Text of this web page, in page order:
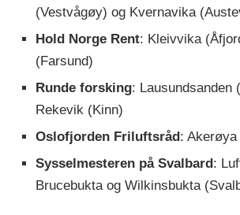
(Vestvågøy) og Kvernavika
Hold Norge Rent: Kleivvika
(Farsund)
Runde forsking: Lausundsanden
Rekevik (Kinn)
Oslofjorden Friluftsråd:
Sysselmesteren på Svalbard:
Brucebukta og Wilkinsbukta